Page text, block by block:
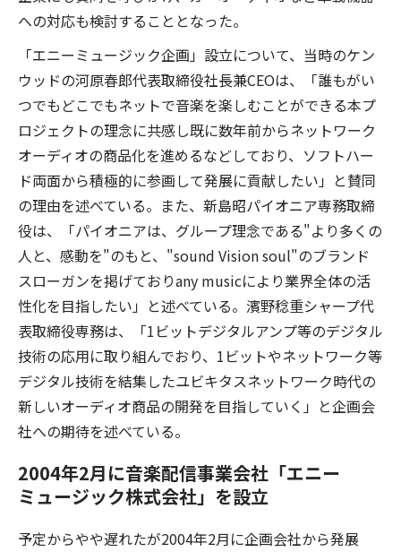
への対応も検討することとなった。
「エニーミュージック企画」設立について、当時のケン
ウッドの河原春郎代表取締役社長兼CEOは、「誰もがい
つでもどこでもネットで音楽を楽しむことができる本プ
ロジェクトの理念に共感し既に数年前からネットワーク
オーディオの商品化を進めるなどしており、ソフトハー
ド両面から積極的に参画して発展に貢献したい」と賛同
の理由を述べている。また、新島昭パイオニア専務取締
役は、「パイオニアは、グループ理念である"より多くの
人と、感動を"のもと、"sound Vision soul"のブランド
スローガンを掲げておりany musicにより業界全体の活
性化を目指したい」と述べている。濱野稔重シャープ代
表取締役専務は、「1ビットデジタルアンプ等のデジタル
技術の応用に取り組んでおり、1ビットやネットワーク等
デジタル技術を結集したユビキタスネットワーク時代の
新しいオーディオ商品の開発を目指していく」と企画会
社への期待を述べている。
2004年2月に音楽配信事業会社「エニー
ミュージック株式会社」を設立
予定からやや遅れたが2004年2月に企画会社から発展